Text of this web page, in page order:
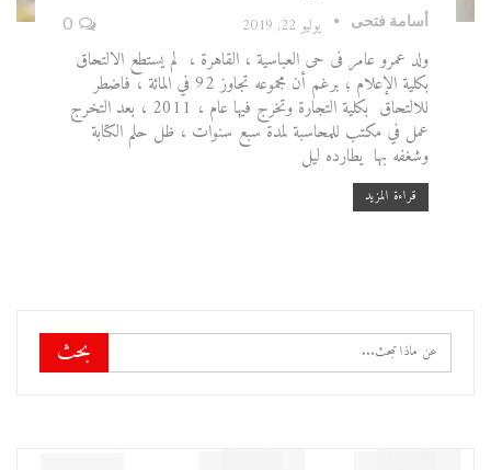
أسامة فتحى يوليو 22, 2019 0
ولد عمرو عامر فى حى العباسية ، القاهرة ، لم يستطع الالتحاق
بكلية الإعلام ؛ برغم أن مجموعه تجاوز 92 في المائة ، فاضطر
للالتحاق بكلية التجارة وتخرج فيها عام ، 2011 ، بعد التخرج
عمل في مكتب للمحاسبة لمدة سبع سنوات ، ظل حلم الكتابة
وشغفه بها يطارده ليل
قراءة المزيد